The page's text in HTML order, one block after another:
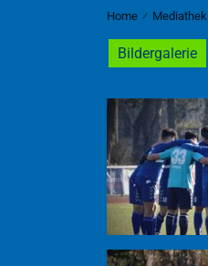
Home ⁄ Mediathek
Bildergalerie